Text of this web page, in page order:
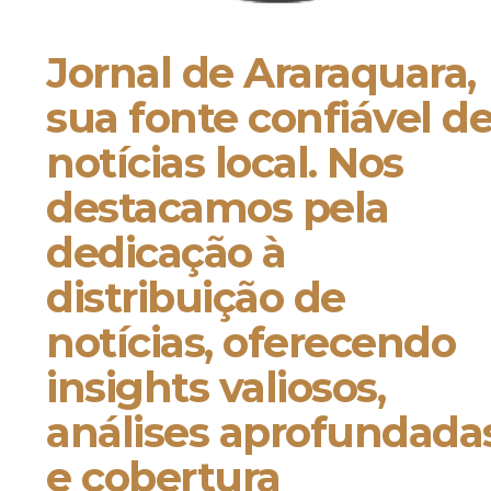
Jornal de Araraquara,
sua fonte confiável
notícias local. Nos
destacamos pela
dedicação à
distribuição de
notícias, oferecendo
insights valiosos,
análises
e cobertura